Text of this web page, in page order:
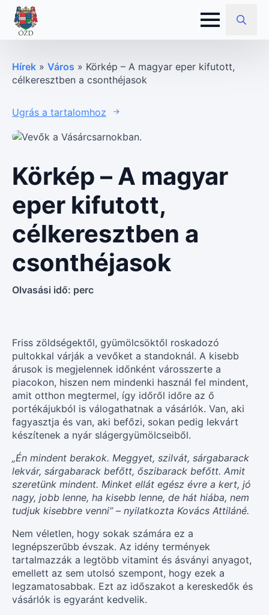
Search
Hírek » Város » Körkép – A magyar eper kifutott,
célkeresztben a csonthéjasok
Ugrás a tartalomhoz
Körkép – A magyar
eper kifutott,
célkeresztben a
csonthéjasok
Olvasási idő: perc
Friss zöldségektől, gyümölcsöktől roskadozó
pultokkal várják a vevőket a standoknál. A kisebb
árusok is megjelennek időnként városszerte a
piacokon, hiszen nem mindenki használ fel mindent,
amit otthon megtermel, így időről időre az ő
portékájukból is válogathatnak a vásárlók. Van, aki
fagyasztja és van, aki befőzi, sokan pedig lekvárt
készítenek a nyár slágergyümölcseiből.
„Én mindent berakok. Meggyet, szilvát, sárgabarack
lekvár, sárgabarack befőtt, őszibarack befőtt. Amit
szeretünk mindent. Minket ellát egész évre a kert, jó
nagy, jobb lenne, ha kisebb lenne, de hát hiába, nem
tudjuk kisebbre venni” – nyilatkozta Kovács Attiláné.
Nem véletlen, hogy sokak számára ez a
legnépszerűbb évszak. Az idény termények
tartalmazzák a legtöbb vitamint és ásványi anyagot,
emellett az sem utolsó szempont, hogy ezek a
legzamatosabbak. Ezt az időszakot a kereskedők és
vásárlók is egyaránt kedvelik.